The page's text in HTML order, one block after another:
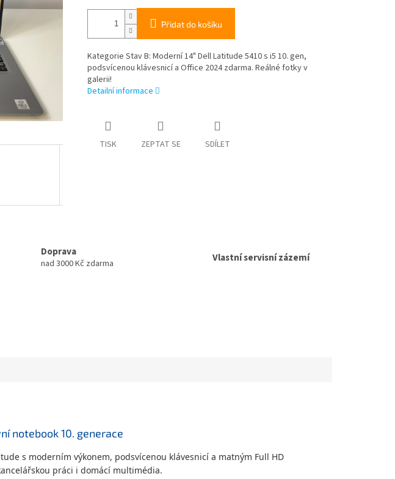
Přidat do košíku
Kategorie Stav B: Moderní 14" Dell Latitude 5410 s i5 10. gen,
podsvícenou klávesnicí a Office 2024 zdarma. Reálné fotky v
galerii!
Detailní informace
TISK ZEPTAT SE SDÍLET
Doprava
nad 3000 Kč zdarma Vlastní servisní zázemí
notebook 10. generace
s moderním výkonem, podsvícenou klávesnicí a matným Full HD
práci i domácí multimédia.